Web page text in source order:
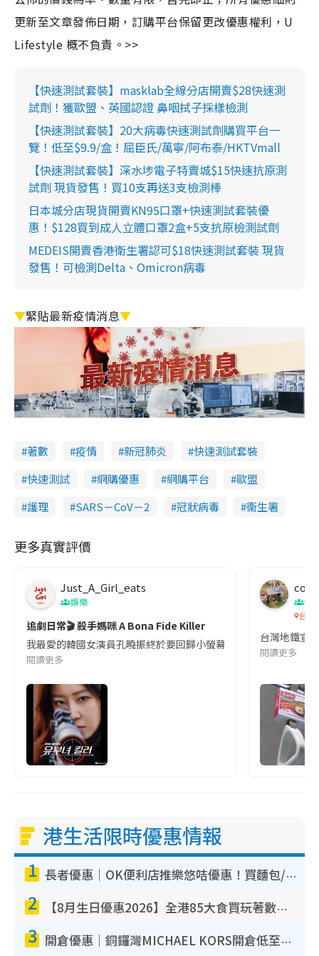
更新至文章發佈日期，訂購平台保留更改優惠權利，U
Lifestyle 概不負責。>>
【快速測試套裝】masklab全線分店開賣$28快速測
試劑！獲歐盟、英國認證 鼻咽拭子採樣檢測
【快速測試套裝】20大病毒快速測試劑購買平台一
覽！低至$9.9/盒！屈臣氏/萬寧/阿布泰/HKTVmall
【快速測試套裝】深水埗電子特賣城$15快速抗原測
試劑 現貨發售！買10支再送3支檢測棒
日本城分店現貨開賣KN95口罩+快速測試套裝優
惠！$128買到成人立體口罩2盒+5支抗原檢測試劑
MEDEIS開賣香港衛生署認可$18快速測試套裝 現貨
發售！可檢測Delta、Omicron病毒
▼緊貼最新疫情消息▼
著數 疫情 新冠肺炎
快速測試套裝
快速測試
網購優惠 網購平台
歐盟
護理
SARS－CoV－2 冠狀病毒 衞生署
更多真實評價
Just_A_Girl_eats
娛樂
追劇日常🎬 殺手媽咪 A Bona Fide Killer
我最愛的韓國女演員孔曉振終於要回歸小螢幕啦!這次的劇本改編
閱讀更多
co
吹
台灣
台灣地鐵宣
閱讀更多
港生活限時優惠情報
1 長者優惠｜OK便利店推樂悠咭優惠！買麵包/牛奶/保健品拍卡即減
2 【8月生日優惠2026】全港85大食買玩著數攻略 自助餐/火鍋放題同行免費＋誠品/DONKI送現金券
3 開倉優惠｜銅鑼灣MICHAEL KORS開倉低至17折！直擊$500起買手袋/銀包/鞋款 必買經典Jet Set系列